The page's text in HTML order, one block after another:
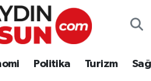
Politika Turizm